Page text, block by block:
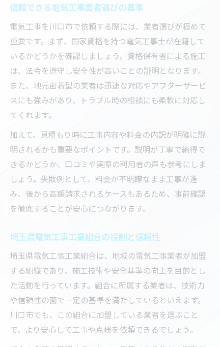
頼
点検と電気工事の適正価格を判断するコツ
費用とサービス内容を比較し電気工事を賢
く依頼
埼玉県で評価される電気工事サービスの特徴
電気工事の丁寧な対応が選ばれる理由
埼玉電気安全サービスの点検で安心を得る
電気工事点検で重視されるアフターサービ
ス
資格保有者による電気工事の安全性とは
初めての電気工事依頼でも安心な選び方
初めてでも安心な電気工事依頼の流れ
ント
電気工事点検業者の相談窓口を活用する方
法
信頼できる電気工事業者の見積もりポイン
ト
家族や専門家と相談し電気工事を依頼する
利点
信頼できる電気工事業者選びの基準
電気工事を川口市で依頼する際には、業者選びが極めて
重要です。まず、国家資格を持つ電気工事士が在籍して
いるかどうかを確認しましょう。資格保有者による施工
は、法令を遵守し安全性が高いことの証明となります。
また、地元密着型の業者は迅速な対応やアフターサービ
スにも強みがあり、トラブル時の相談にも柔軟に対応し
てくれます。
加えて、見積もり時に工事内容や料金の内訳が明確に説
明されるかも重要なポイントです。説明が丁寧で納得で
きるかどうか、口コミや実際の利用者の声も参考にしま
しょう。失敗例として、料金が不明瞭なまま工事が進
み、後から高額請求されるケースもあるため、事前確認
を徹底することが安心につながります。
埼玉県電気工事工業組合の役割と信頼性
埼玉県電気工事工業組合は、地域の電気工事業者が加盟
する組織であり、施工技術や安全基準の向上を目的とし
た活動を行っています。組合に所属する業者は、技術力
や信頼性の面で一定の基準を満たしているといえます。
川口市でも、この組合に加盟している業者を選ぶこと
で、より安心して工事や点検を依頼できるでしょう。